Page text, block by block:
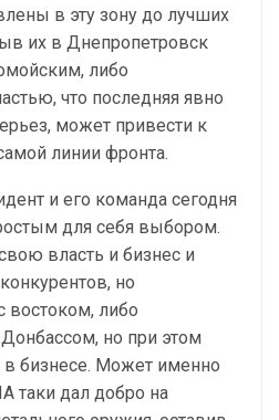
в эту зону до лучших
их в Днепропетровск
либо
что последняя явно
может привести к
линии фронта.
и его команда сегодня
для себя выбором.
власть и бизнес и
но
востоком, либо
но при этом
в бизнесе. Может именно
таки дал добро на